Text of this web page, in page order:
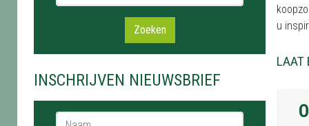
Zoeken
INSCHRIJVEN NIEUWSBRIEF
Naam *
u
LAAT